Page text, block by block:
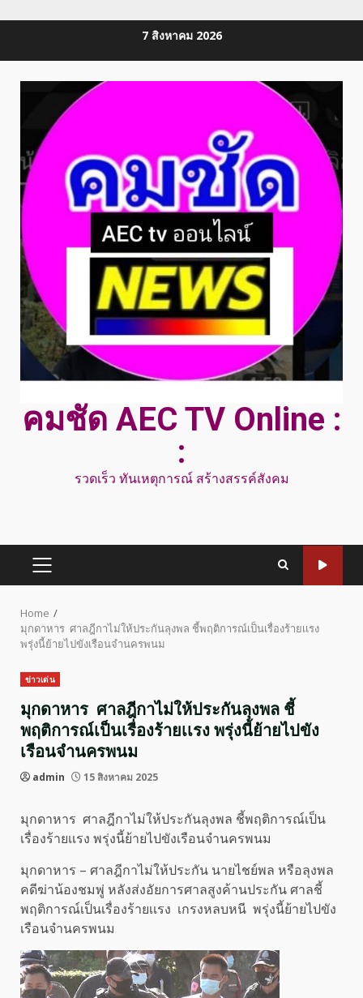
7 สิงหาคม 2026
คมชัด AEC TV Online :
:
รวดเร็ว ทันเหตุการณ์ สร้างสรรค์สังคม
PRIMARY
Home
มุกดาหาร ศาลฎีกาไม่ให้ประกันลุงพล ชี้พฤติการณ์เป็นเรื่องร้ายเเรง
พรุ่งนี้ย้ายไปขังเรือนจำนครพนม
ข่าวเด่น
มุกดาหาร ศาลฎีกาไม่ให้ประกันลุงพล ชี้
พฤติการณ์เป็นเรื่องร้ายเเรง พรุ่งนี้ย้ายไปขัง
เรือนจำนครพนม
admin 15 สิงหาคม 2025
มุกดาหาร ศาลฎีกาไม่ให้ประกันลุงพล ชี้พฤติการณ์เป็น
เรื่องร้ายเเรง พรุ่งนี้ย้ายไปขังเรือนจำนครพนม
มุกดาหาร – ศาลฎีกาไม่ให้ประกัน นายไชย์พล หรือลุงพล
คดีฆ่าน้องชมพู่ หลังส่งอัยการศาลสูงค้านประกัน ศาลชี้
พฤติการณ์เป็นเรื่องร้ายเเรง เกรงหลบหนี พรุ่งนี้ย้ายไปขัง
เรือนจำนครพนม